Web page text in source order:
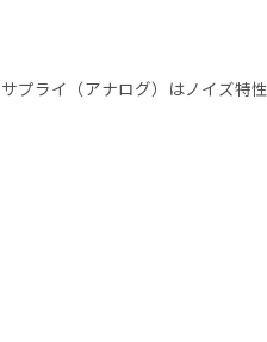
ライ（アナログ）はノイズ特